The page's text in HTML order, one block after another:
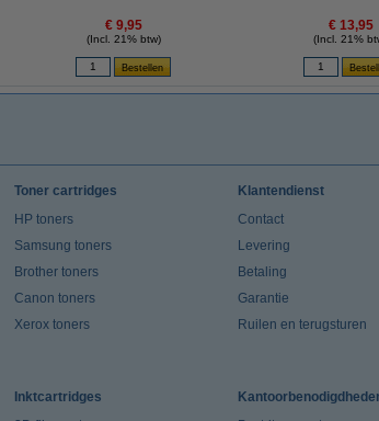
€ 9,95
(Incl. 21% btw)
€ 13,95
(Incl. 21%
Toner cartridges
HP toners
Samsung toners
Brother toners
Canon toners
Xerox toners
Klantendienst
Contact
Levering
Betaling
Garantie
Ruilen en terugsturen
Inktcartridges